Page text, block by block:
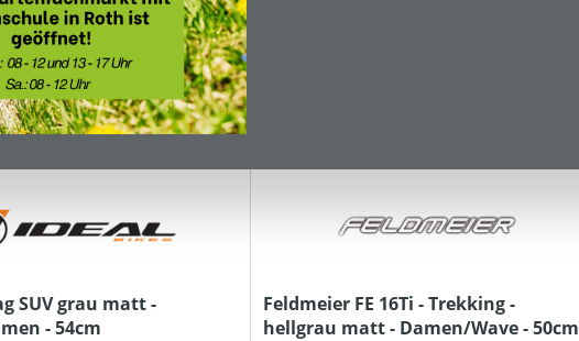
SUV grau matt -
- 54cm
Feldmeier FE 16Ti - Trekking -
hellgrau matt - Damen/Wave - 50cm